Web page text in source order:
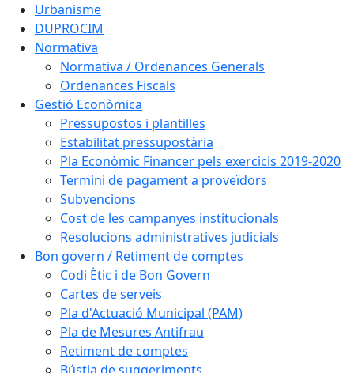
Urbanisme
DUPROCIM
Normativa
Normativa / Ordenances Generals
Ordenances Fiscals
Gestió Econòmica
Pressupostos i plantilles
Estabilitat pressupostària
Pla Econòmic Financer pels exercicis 2019-2020
Termini de pagament a proveïdors
Subvencions
Cost de les campanyes institucionals
Resolucions administratives judicials
Bon govern / Retiment de comptes
Codi Ètic i de Bon Govern
Cartes de serveis
Pla d'Actuació Municipal (PAM)
Pla de Mesures Antifrau
Retiment de comptes